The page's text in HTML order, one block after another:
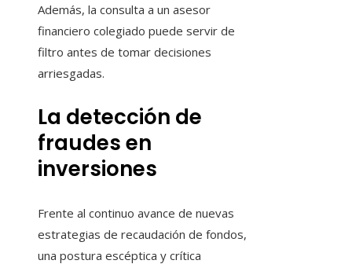
Además, la consulta a un asesor
financiero colegiado puede servir de
filtro antes de tomar decisiones
arriesgadas.
La detección de
fraudes en
inversiones
Frente al continuo avance de nuevas
estrategias de recaudación de fondos,
una postura escéptica y crítica